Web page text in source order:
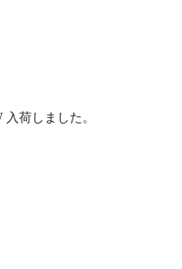
荷しました。